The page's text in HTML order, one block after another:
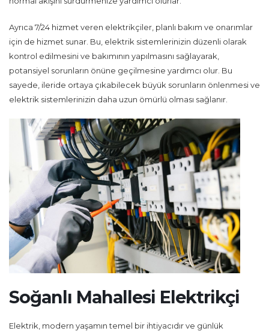
Ayrıca 7/24 hizmet veren elektrikçiler, planlı bakım ve onarımlar
için de hizmet sunar. Bu, elektrik sistemlerinizin düzenli olarak
kontrol edilmesini ve bakımının yapılmasını sağlayarak,
potansiyel sorunların önüne geçilmesine yardımcı olur. Bu
sayede, ileride ortaya çıkabilecek büyük sorunların önlenmesi ve
elektrik sistemlerinizin daha uzun ömürlü olması sağlanır.
Soğanlı Mahallesi Elektrikçi
Elektrik, modern yaşamın temel bir ihtiyacıdır ve günlük